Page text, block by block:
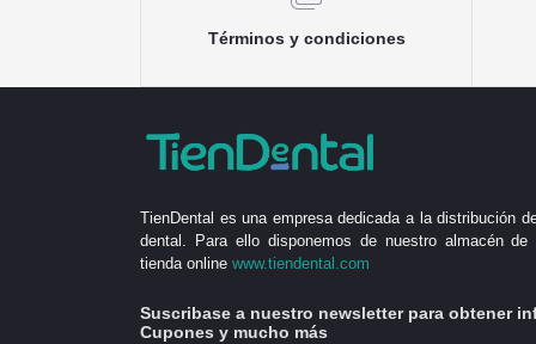
Términos y condiciones
TienDental es una empresa dedicada a la distribución
dental. Para ello disponemos de nuestro almacén
tienda online www.tiendental.com
Suscribase a nuestro newsletter para obtener
Cupones y mucho más